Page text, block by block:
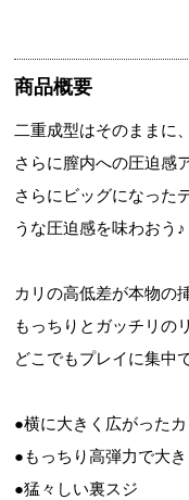
商品概要
二重成型はそのままに
さらに膣内への圧迫感
さらにビッグになった
うな圧迫感を味わおう♪
カリの高低差が本物の
もっちりとガッチリの
どこでもプレイに集中
●横に大きく広がったカ
●もっちり高弾力で大
●猛々しい裏スジ